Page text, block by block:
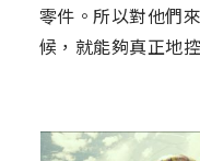
零件。所以對他們
候，就能夠真正地